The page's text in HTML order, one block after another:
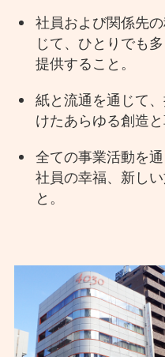
社員および関係先
じて、ひとりでも
提供すること。
紙と流通を通じて
けたあらゆる創造
全ての事業活動を
社員の幸福、新し
と。